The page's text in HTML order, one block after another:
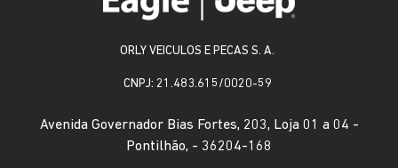
ORLY VEICULOS E PECAS S. A.
CNPJ: 21.483.615/0020-59
Avenida Governador Bias Fortes, 203, Loja 01 a 04 -
Pontilhão, - 36204-168